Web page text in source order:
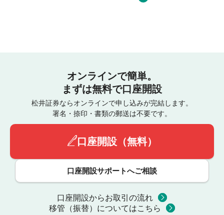
オンラインで簡単。
まずは無料で口座開設
松井証券ならオンラインで申し込みが完結します。
署名・捺印・書類の郵送は不要です。
口座開設（無料）
口座開設サポートへご相談
口座開設からお取引の流れ
移管（振替）についてはこちら